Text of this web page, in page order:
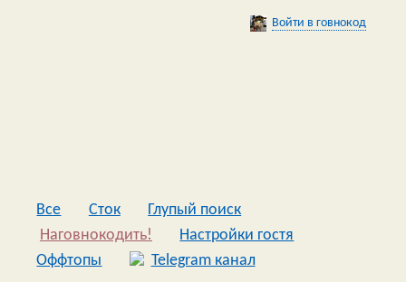
Войти в говнокод
Все Сток
Глупый поиск
Наговнокодить!
Настройки гостя
Оффтопы
Telegram канал